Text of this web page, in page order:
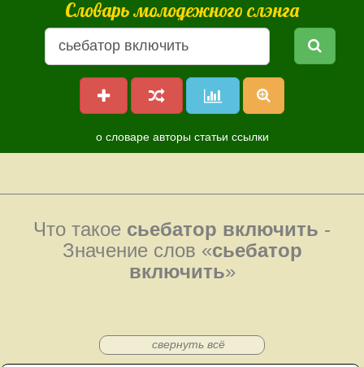
Словарь молодежного слэнга
о словаре авторы статьи ссылки
Что такое сьебатор включить -
Значение слов «сьебатор
включить»
свернуть всё